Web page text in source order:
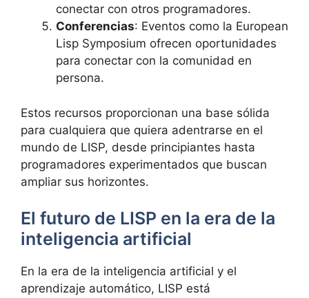
conectar con otros programadores.
Conferencias: Eventos como la European
Lisp Symposium ofrecen oportunidades
para conectar con la comunidad en
persona.
Estos recursos proporcionan una base sólida
para cualquiera que quiera adentrarse en el
mundo de LISP, desde principiantes hasta
programadores experimentados que buscan
ampliar sus horizontes.
El futuro de LISP en la era de la
inteligencia artificial
En la era de la inteligencia artificial y el
aprendizaje automático, LISP está